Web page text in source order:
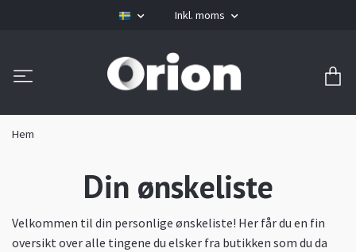
Inkl. moms
Hem
Din ønskeliste
Velkommen til din personlige ønskeliste! Her får du en fin
oversikt over alle tingene du elsker fra butikken som du da